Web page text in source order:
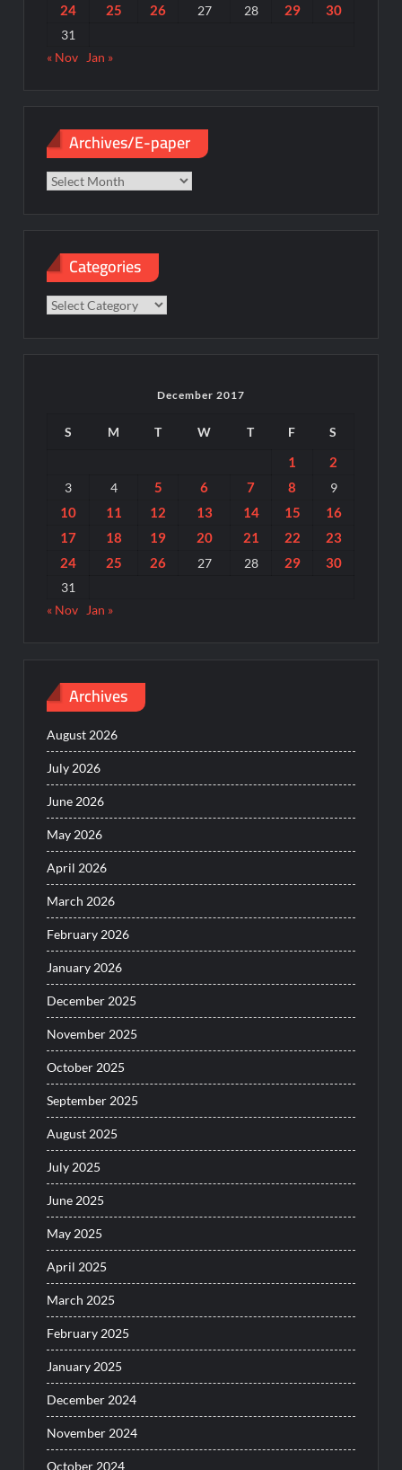
24
25 26 27 28 29 30
31
« Nov
Jan »
Archives/E-paper
Categories
Categories
December 2017
S M T W T F S
1 2
3 4 5 6 7 8 9
10 11 12 13 14 15
16
17
18 19 20 21 22
23
24
25 26 27 28 29 30
31
« Nov
Jan »
Archives
August 2026
July 2026
June 2026
May 2026
April 2026
March 2026
February 2026
January 2026
December 2025
November 2025
October 2025
September 2025
August 2025
July 2025
June 2025
May 2025
April 2025
March 2025
February 2025
January 2025
December 2024
November 2024
October 2024